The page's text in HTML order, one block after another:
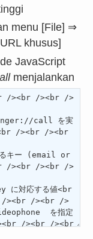
menu [File] ⇒
khusus]
JavaScript
menjalankan